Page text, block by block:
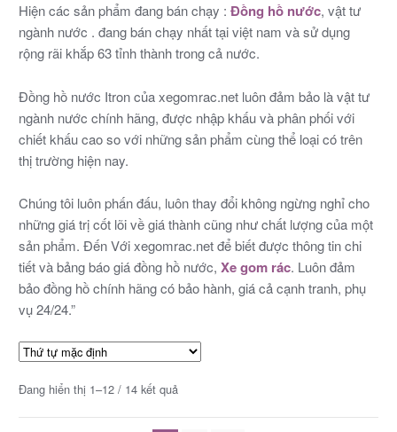
Hiện các sản phẩm đang bán chạy : Đồng hồ nước, vật tư
ngành nước . đang bán chạy nhất tại việt nam và sử dụng
rộng rãi khắp 63 tỉnh thành trong cả nước.
Đồng hồ nước Itron của xegomrac.net luôn đảm bảo là vật tư
ngành nước chính hãng, được nhập khấu và phân phối với
chiết khấu cao so với những sản phẩm cùng thể loại có trên
thị trường hiện nay.
Chúng tôi luôn phấn đấu, luôn thay đổi không ngừng nghỉ cho
những giá trị cốt lõi về giá thành cũng như chất lượng của một
sản phẩm. Đến Với xegomrac.net để biết được thông tin chi
tiết và bảng báo giá đồng hồ nước, Xe gom rác. Luôn đảm
bảo đồng hồ chính hãng có bảo hành, giá cả cạnh tranh, phụ
vụ 24/24.”
Đang hiển thị 1–12 / 14 kết quả